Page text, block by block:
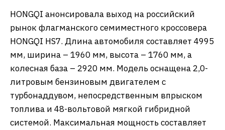
HONGQI анонсировала выход на российский
рынок флагманского семиместного кроссовера
HONGQI HS7. Длина автомобиля составляет 4995
мм, ширина – 1960 мм, высота – 1760 мм, а
колесная база – 2920 мм. Модель оснащена 2,0-
литровым бензиновым двигателем с
турбонаддувом, непосредственным впрыском
топлива и 48-вольтовой мягкой гибридной
системой. Максимальная мощность составляет